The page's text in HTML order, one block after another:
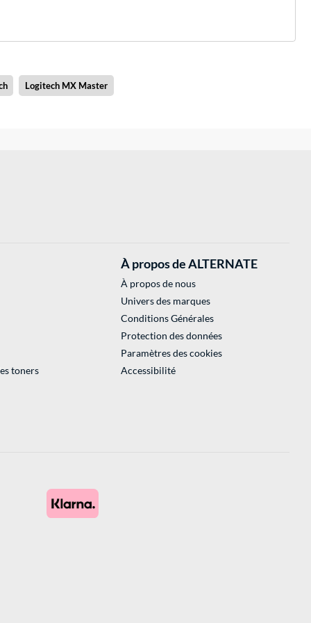
Logitech MX Master
toners
À propos de ALTERNATE
À propos de nous
Univers des marques
Conditions Générales
Protection des données
Paramètres des cookies
Accessibilité